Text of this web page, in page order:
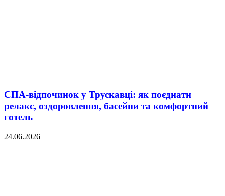
СПА-відпочинок у Трускавці: як поєднати
релакс, оздоровлення, басейни та комфортний
готель
24.06.2026